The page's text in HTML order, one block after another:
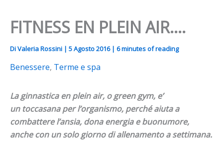
FITNESS EN PLEIN AIR….
DiValeria Rossini | 5 Agosto 2016 | 6 minutes of reading
Benessere, Terme e spa
La ginnastica en plein air, o green gym, e’
un toccasana per l’organismo, perché aiuta a
combattere l’ansia, dona energia e buonumore,
anche con un solo giorno di allenamento a settimana.